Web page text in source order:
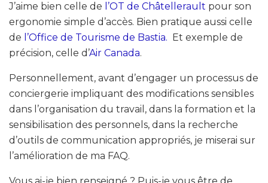
J’aime bien celle de l’OT de Châtellerault pour son
ergonomie simple d’accès. Bien pratique aussi celle
de l’Office de Tourisme de Bastia.
Et exemple de
précision, celle d’Air Canada.
Personnellement, avant d’engager un processus de
conciergerie impliquant des modifications sensibles
dans l’organisation du travail, dans la formation et la
sensibilisation des personnels, dans la recherche
d’outils de communication appropriés, je miserai sur
l’amélioration de ma FAQ.